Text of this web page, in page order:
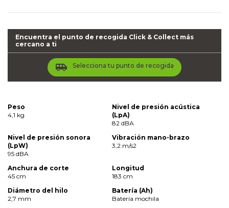
Encuentra el punto de recogida Click & Collect más
cercano a ti
airport_shuttle Selecciona tu punto de recogida
Peso
4,1 kg
Nivel de presión acústica
(LpA)
82 dBA
Nivel de presión sonora
(LpW)
95 dBA
Vibración mano-brazo
3,2 m/s2
Anchura de corte
45 cm
Longitud
183 cm
Diámetro del hilo
2,7 mm
Batería (Ah)
Batería mochila